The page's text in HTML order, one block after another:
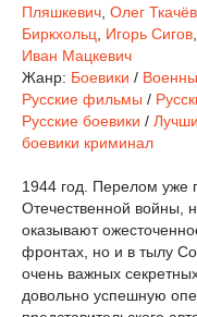
Пляшкевич Олег Ткачёв
Биркхольц
Игорь Сигов
Иван Мацкевич
Жанр: Боевики /
Русские фильмы /
Русские боевики /
боевики криминал
1944 год. Перелом уже
Отечественной войны,
оказывают
фронтах, но и в тылу
очень важных
довольно успешную